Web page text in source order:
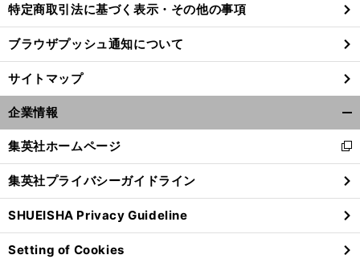
特定商取引法に基づく表示・その他の事項
ブラウザプッシュ通知について
サイトマップ
企業情報
閉
る
集英社ホームページ
新
し
い
ウ
ィ
ン
ド
集英社プライバシーガイドライン
SHUEISHA Privacy Guideline
Setting of Cookies